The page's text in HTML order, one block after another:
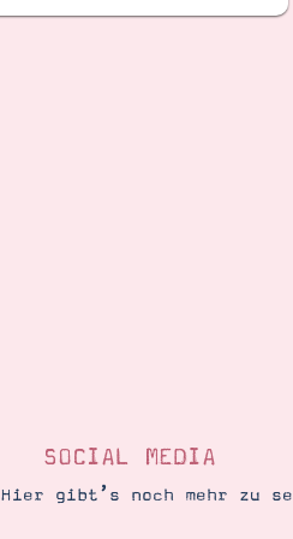
SOCIAL MEDIA
Hier gibt’s noch mehr zu